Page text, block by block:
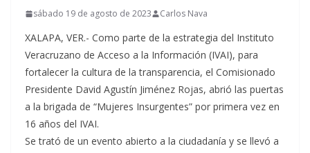
sábado 19 de agosto de 2023 Carlos Nava
XALAPA, VER.- Como parte de la estrategia del Instituto
Veracruzano de Acceso a la Información (IVAI), para
fortalecer la cultura de la transparencia, el Comisionado
Presidente David Agustín Jiménez Rojas, abrió las puertas
a la brigada de “Mujeres Insurgentes” por primera vez en
16 años del IVAI.
Se trató de un evento abierto a la ciudadanía y se llevó a